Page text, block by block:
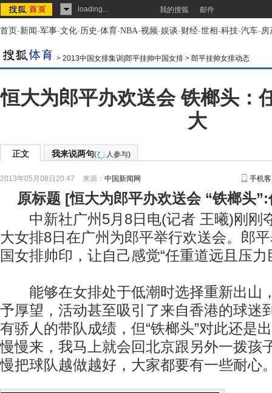
loading... 我的搜狐 邮件
首页-新闻-军事-文化-历史-体育-NBA-视频-娱谈-财经-世相-科技-汽车-房
> 2013中国女排集训|郎平挂帅中国女排 > 郎平挂帅女排动态
恒大为郎平办欢送会 铁榔头：
大
正文 我来说两句( 人参与)
2013年05月08日20:47 来源： 中国新闻网 手机
原标题 [恒大为郎平办欢送会 “铁榔头
中新社广州5月8日电(记者 王曦)刚刚
大女排8日在广州为郎平举行欢送会。郎
国女排帅印，让自己感觉“任重道远且压力
能够在女排处于低潮时选择重新出山
予厚望，活动甚至吸引了来自香港的球迷
有骄人的带队成绩，但“铁榔头”对此还是
慢慢来，我马上就会回北京跟另外一拨孩
慢把球队越做越好，大家都要有一些耐心